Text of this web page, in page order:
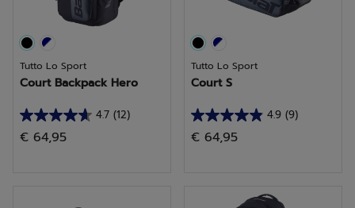
Tutto Lo Sport
Court Backpack Hero
4.7 (12)
4.7
su
€ 64,95
Tutto Lo Sport
Court S
4.9 (9)
4.9
su
€ 64,95